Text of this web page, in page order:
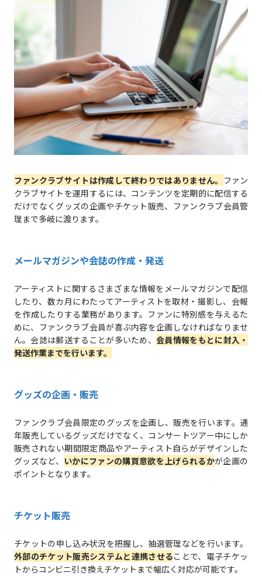
ファンクラブサイトは作成して終わりではありません。 ファン
クラブサイトを運用するには、コンテンツを定期的に配信する
だけでなくグッズの企画やチケット販売、ファンクラブ会員管
理まで多岐に渡ります。
メールマガジンや会誌の作成・発送
アーティストに関するさまざまな情報をメールマガジンで配信
したり、数カ月にわたってアーティストを取材・撮影し、会報
を作成したりする業務があります。ファンに特別感を与えるた
めに、ファンクラブ会員が喜ぶ内容を企画しなければなりませ
ん。会誌は郵送することが多いため、会員情報をもとに封入・
発送作業までを行います。
グッズの企画・販売
ファンクラブ会員限定のグッズを企画し、販売を行います。通
年販売しているグッズだけでなく、コンサートツアー中にしか
販売されない期間限定商品やアーティスト自らがデザインした
グッズなど、 いかにファンの購買意欲を上げられるかが企画の
ポイントとなります。
チケット販売
チケットの申し込み状況を把握し、抽選管理などを行います。
外部のチケット販売システムと連携させることで、電子チケッ
トからコンビニ引き換えチケットまで幅広く対応が可能です。